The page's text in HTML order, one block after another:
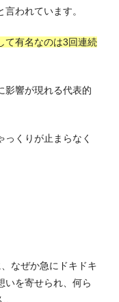
われています。
て有名なのは3回連続
影響が現れる代表的
っくりが止まらなく
なぜか急にドキドキ
いを寄せられ、何ら